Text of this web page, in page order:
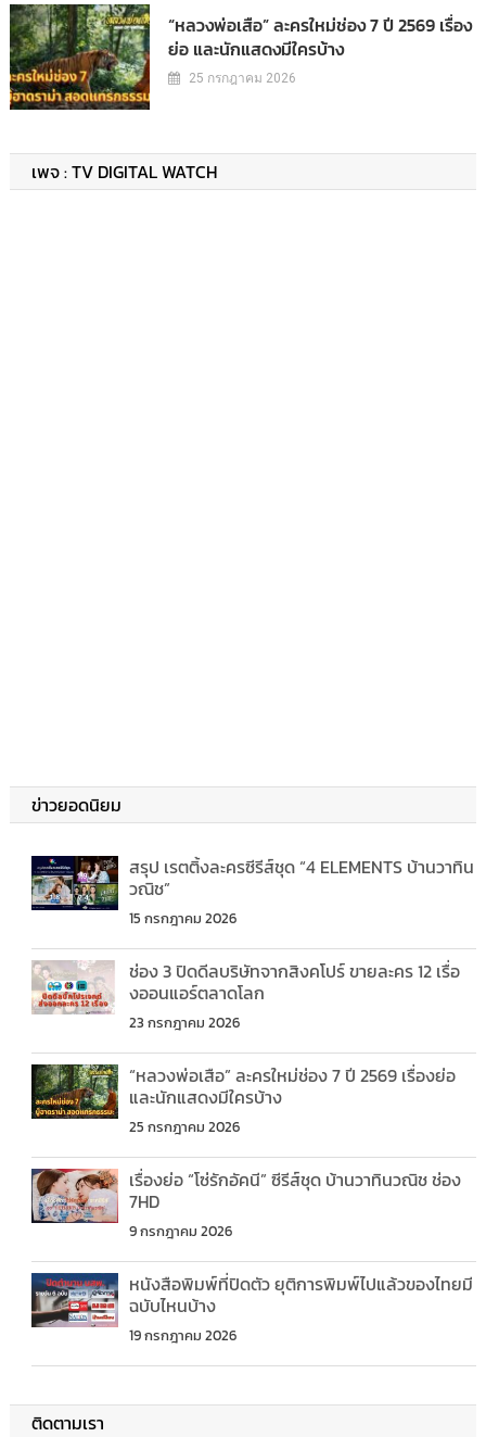
“หลวงพ่อเสือ” ละครใหม่ช่อง 7 ปี 2569 เรื่อง
ย่อ และนักแสดงมีใครบ้าง
25 กรกฎาคม 2026
เพจ : TV DIGITAL WATCH
ข่าวยอดนิยม
สรุป เรตติ้งละครซีรีส์ชุด “4 ELEMENTS บ้านวาทิน
วณิช”
15 กรกฎาคม 2026
ช่อง 3 ปิดดีลบริษัทจากสิงคโปร์ ขายละคร 12 เรื่อ
งออนแอร์ตลาดโลก
23 กรกฎาคม 2026
“หลวงพ่อเสือ” ละครใหม่ช่อง 7 ปี 2569 เรื่องย่อ
และนักแสดงมีใครบ้าง
25 กรกฎาคม 2026
เรื่องย่อ “โซ่รักอัคนี” ซีรีส์ชุด บ้านวาทินวณิช ช่อง
7HD
9 กรกฎาคม 2026
หนังสือพิมพ์ที่ปิดตัว ยุติการพิมพ์ไปแล้วของไทยมี
ฉบับไหนบ้าง
19 กรกฎาคม 2026
ติดตามเรา